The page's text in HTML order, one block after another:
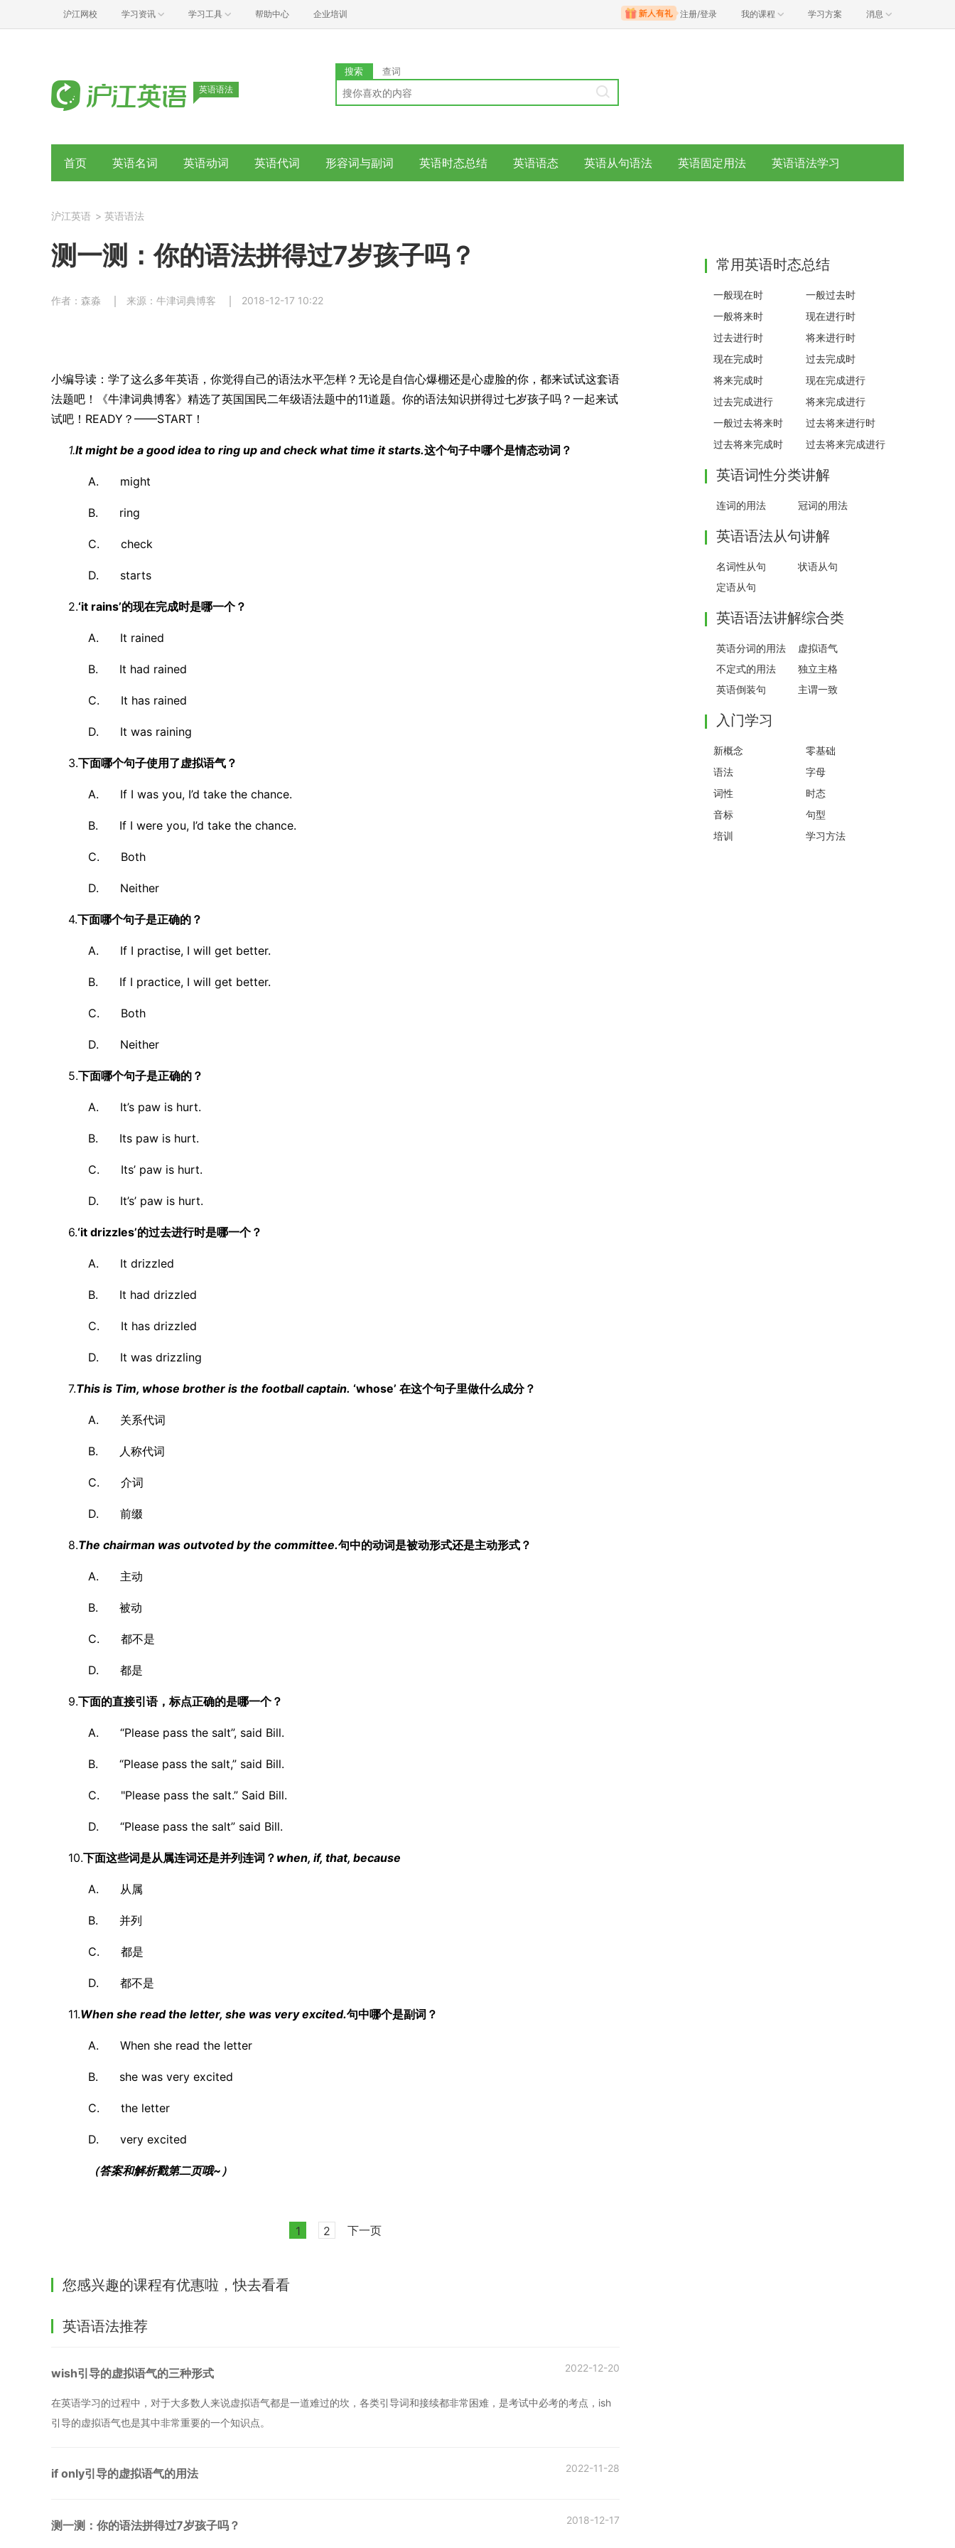
沪江网校 学习资讯 学习工具 帮助中心 企业培训 注册/登录 我的课程 学习方案 消息
英语语法
搜索 查词
首页 英语名词 英语动词 英语代词 形容词与副词 英语时态总结 英语语态 英语从句语法 英语固定用法 英语语法学习
沪江英语 > 英语语法
测一测：你的语法拼得过7岁孩子吗？
作者：森淼 来源：牛津词典博客 2018-12-17 10:22
小编导读：学了这么多年英语，你觉得自己的语法水平怎样？无论是自信心爆棚还是心虚脸的你，都来试试这套语
法题吧！《牛津词典博客》精选了英国国民二年级语法题中的11道题。你的语法知识拼得过七岁孩子吗？一起来试
试吧！READY？——START！
1.It might be a good idea to ring up and check what time it starts.这个句子中哪个是情态动词？
A. might
B. ring
C. check
D. starts
2.‘it rains’的现在完成时是哪一个？
A. It rained
B. It had rained
C. It has rained
D. It was raining
3.下面哪个句子使用了虚拟语气？
A. If I was you, I’d take the chance.
B. If I were you, I’d take the chance.
C. Both
D. Neither
4.下面哪个句子是正确的？
A. If I practise, I will get better.
B. If I practice, I will get better.
C. Both
D. Neither
5.下面哪个句子是正确的？
A. It’s paw is hurt.
B. Its paw is hurt.
C. Its’ paw is hurt.
D. It’s’ paw is hurt.
6.‘it drizzles’的过去进行时是哪一个？
A. It drizzled
B. It had drizzled
C. It has drizzled
D. It was drizzling
7.This is Tim, whose brother is the football captain. ‘whose’ 在这个句子里做什么成分？
A. 关系代词
B. 人称代词
C. 介词
D. 前缀
8.The chairman was outvoted by the committee.句中的动词是被动形式还是主动形式？
A. 主动
B. 被动
C. 都不是
D. 都是
9.下面的直接引语，标点正确的是哪一个？
A. “Please pass the salt”, said Bill.
B. “Please pass the salt,” said Bill.
C. "Please pass the salt.” Said Bill.
D. “Please pass the salt” said Bill.
10.下面这些词是从属连词还是并列连词？ when, if, that, because
A. 从属
B. 并列
C. 都是
D. 都不是
11.When she read the letter, she was very excited.句中哪个是副词？
A. When she read the letter
B. she was very excited
C. the letter
D. very excited
（答案和解析戳第二页哦~）
1 2 下一页
您感兴趣的课程有优惠啦，快去看看
英语语法推荐
wish引导的虚拟语气的三种形式 2022-12-20
在英语学习的过程中，对于大多数人来说虚拟语气都是一道难过的坎，各类引导词和接续都非常困难，是考试中必考的考点，ish
引导的虚拟语气也是其中非常重要的一个知识点。
if only引导的虚拟语气的用法 2022-11-28
测一测：你的语法拼得过7岁孩子吗？ 2018-12-17
常用英语时态总结
一般现在时
一般过去时
一般将来时
现在进行时
过去进行时
将来进行时
现在完成时
过去完成时
将来完成时
现在完成进行
过去完成进行
将来完成进行
一般过去将来时
过去将来进行时
过去将来完成时
过去将来完成进行
英语词性分类讲解
连词的用法 冠词的用法
英语语法从句讲解
名词性从句
状语从句
定语从句
英语语法讲解综合类
英语分词的用法
虚拟语气
不定式的用法
独立主格
英语倒装句
主谓一致
入门学习
新概念
零基础
语法
字母
词性
时态
音标
句型
培训
学习方法